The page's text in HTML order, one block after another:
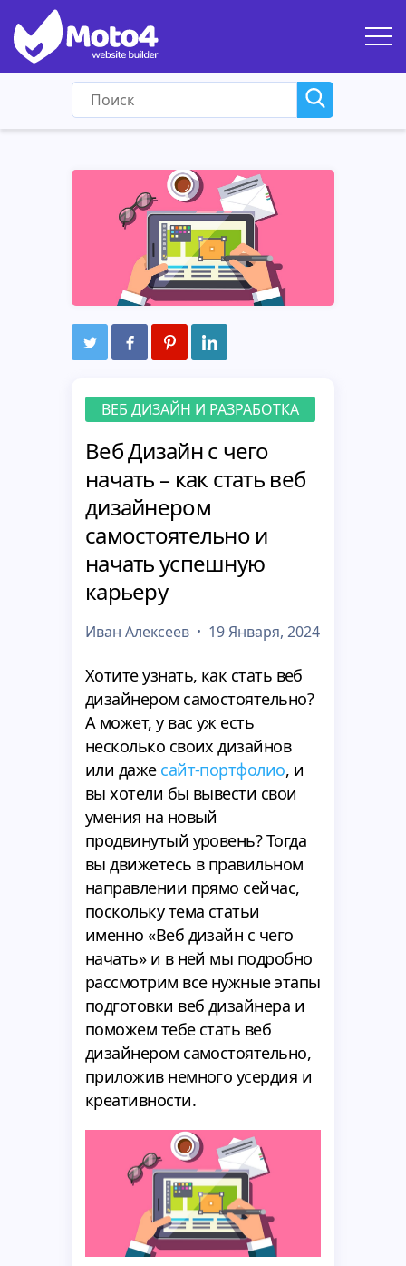
ВЕБ ДИЗАЙН И РАЗРАБОТКА
Веб Дизайн с чего
начать – как стать веб
дизайнером
самостоятельно и
начать успешную
карьеру
Иван Алексеев 19 Января, 2024
Хотите узнать, как стать веб
дизайнером самостоятельно?
А может, у вас уж есть
несколько своих дизайнов
или даже сайт-портфолио, и
вы хотели бы вывести свои
умения на новый
продвинутый уровень? Тогда
вы движетесь в правильном
направлении прямо сейчас,
поскольку тема статьи
именно «Веб дизайн с чего
начать» и в ней мы подробно
рассмотрим все нужные этапы
подготовки веб дизайнера и
поможем тебе стать веб
дизайнером самостоятельно,
приложив немного усердия и
креативности.